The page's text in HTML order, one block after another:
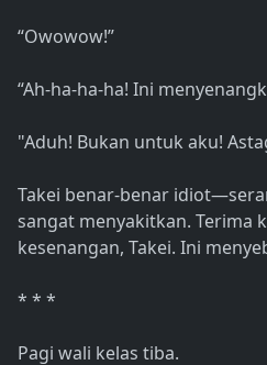
“Owowow!”
“Ah-ha-ha-ha! Ini
"Aduh! Bukan untuk aku!
Takei benar-benar
sangat menyakitkan. Terima
kesenangan, Takei. Ini
* * *
Pagi wali kelas tiba.